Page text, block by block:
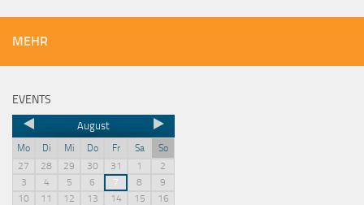
MEHR
EVENTS
August
Mo Di Mi Do Fr Sa
So
27
28 29 30 31 1
2
3
4 5 6 7 8
9
10
11 12 13 14 15
16